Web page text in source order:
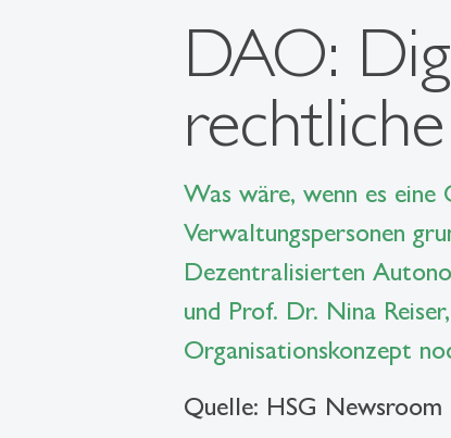
DAO:
rechtliche
Was wäre, wenn es eine
Verwaltungspersonen
Dezentralisierten
und Prof. Dr. Nina
Organisationskonzept
Quelle: HSG Newsroom